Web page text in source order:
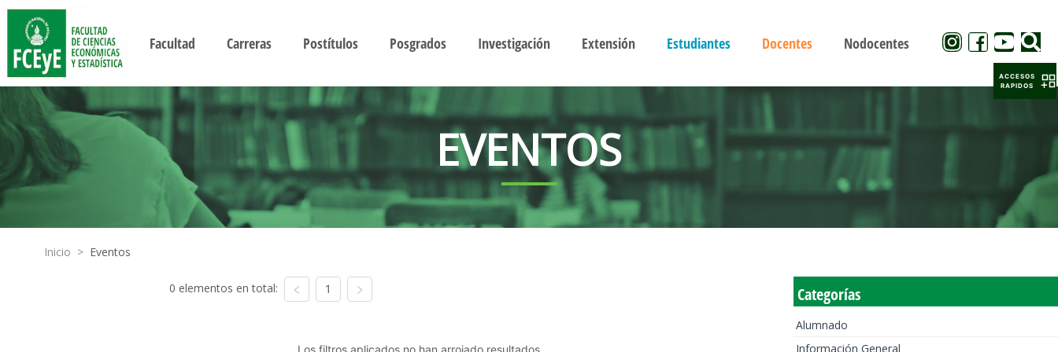
Facultad Carreras Postítulos Posgrados Investigación Extensión Estudiantes Docentes Nodocentes
EVENTOS
Inicio > Eventos
0 elementos en total: 1
Los filtros aplicados no han arrojado resultados
Categorías
Alumnado
Información General
ACCESOS
RAPIDOS